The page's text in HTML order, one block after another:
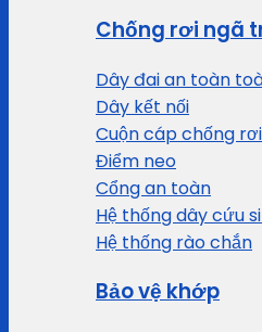
Chống rơi ngã
Dây đai an toàn
Dây kết nối
Cuộn cáp chống
Điểm neo
Cổng an toàn
Hệ thống dây cứu
Hệ thống rào chắn
Bảo vệ khớp